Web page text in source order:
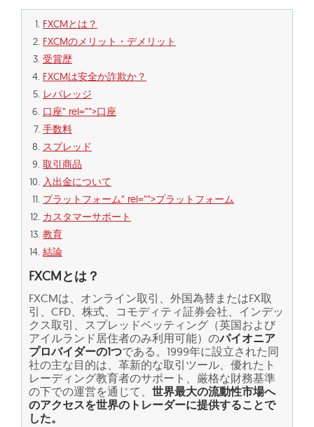
FXCMとは？
FXCMのメリット・デメリット
受賞歴
FXCMは安全か詐欺か？
レバレッジ
口座” rel=””>口座
手数料
スプレッド
取引商品
入出金について
プラットフォーム” rel=””>プラットフォーム
カスタマーサポート
教育
結論
FXCMとは？
FXCMは、オンライン取引、外国為替またはFX取
引、CFD、株式、コモディティ証券会社、インデッ
クス取引、スプレッドベッティング（英国および
アイルランド居住者のみ利用可能）のパイオニア
プロバイダーの1つである。1999年に設立された同
社の主な目的は、革新的な取引ツール、優れたト
レーディング教育者のサポート、厳格な財務基準
の下での運営を通じて、 世界最大の流動性市場へ
のアクセスを世界のトレーダーに提供することで
した。